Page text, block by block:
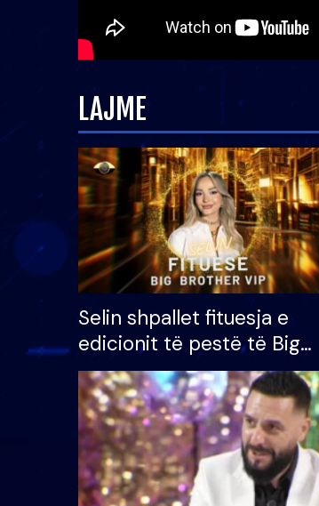
LAJME
Selin shpallet fituesja e
edicionit të pestë të Big
Brother VIP, rrëmben
çmimin e madh prej 100
mijë eurosh